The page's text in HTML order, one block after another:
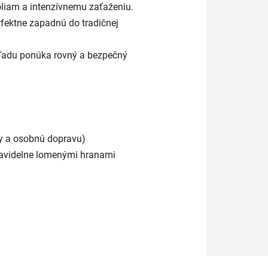
a intenzívnemu zaťaženiu.
zapadnú do tradičnej
ponúka rovný a bezpečný
a osobnú dopravu)
lomenými hranami